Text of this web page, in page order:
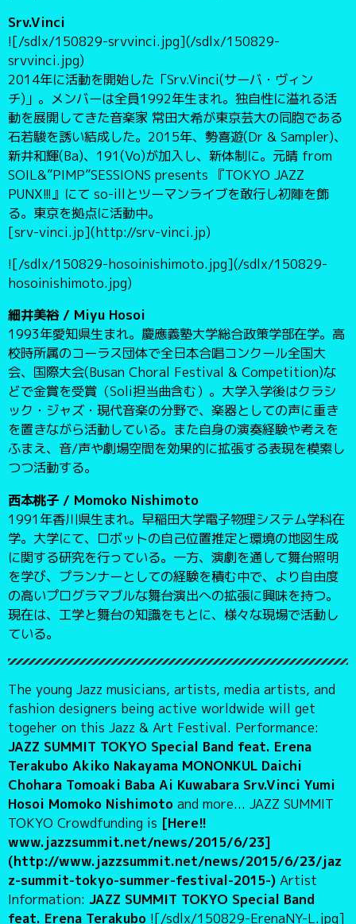
Srv.Vinci
![/sdlx/150829-srvvinci.jpg](/sdlx/150829-
srvvinci.jpg)
2014年に活動を開始した「Srv.Vinci(サーバ・ヴィン
チ)」。メンバーは全員1992年生まれ。独自性に溢れる活
動を展開してきた音楽家 常田大希が東京芸大の同胞である
石若駿を誘い結成した。2015年、勢喜遊(Dr & Sampler)、
新井和輝(Ba)、191(Vo)が加入し、新体制に。元晴 from
SOIL&”PIMP”SESSIONS presents 『TOKYO JAZZ
PUNX!!!』にて so-illとツーマンライブを敢行し初陣を飾
る。東京を拠点に活動中。
[srv-vinci.jp](http://srv-vinci.jp)
![/sdlx/150829-hosoinishimoto.jpg](/sdlx/150829-
hosoinishimoto.jpg)
細井美裕 / Miyu Hosoi
1993年愛知県生まれ。慶應義塾大学総合政策学部在学。高
校時所属のコーラス団体で全日本合唱コンクール全国大
会、国際大会(Busan Choral Festival & Competition)な
どで金賞を受賞（Soli担当曲含む）。大学入学後はクラシ
ック・ジャズ・現代音楽の分野で、楽器としての声に重き
を置きながら活動している。また自身の演奏経験や考えを
ふまえ、音/声や劇場空間を効果的に拡張する表現を模索し
つつ活動する。
西本桃子 / Momoko Nishimoto
1991年香川県生まれ。早稲田大学電子物理システム学科在
学。大学にて、ロボットの自己位置推定と環境の地図生成
に関する研究を行っている。一方、演劇を通して舞台照明
を学び、プランナーとしての経験を積む中で、より自由度
の高いプログラマブルな舞台演出への拡張に興味を持つ。
現在は、工学と舞台の知識をもとに、様々な現場で活動し
ている。
The young Jazz musicians, artists, media artists, and
fashion designers being active worldwide will get
togeher on this Jazz & Art Festival. Performance:
JAZZ SUMMIT TOKYO Special Band feat. Erena
Terakubo Akiko Nakayama MONONKUL Daichi
Chohara Tomoaki Baba Ai Kuwabara Srv.Vinci Yumi
Hosoi Momoko Nishimotoand more... JAZZ SUMMIT
TOKYO Crowdfunding is [Here!!
www.jazzsummit.net/news/2015/6/23]
(http://www.jazzsummit.net/news/2015/6/23/jaz
z-summit-tokyo-summer-festival-2015-) Artist
Information: JAZZ SUMMIT TOKYO Special Band
feat. Erena Terakubo![/sdlx/150829-ErenaNY-L.jpg]